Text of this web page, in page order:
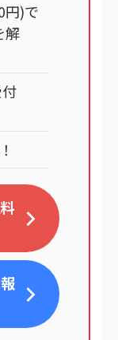
円)で
解